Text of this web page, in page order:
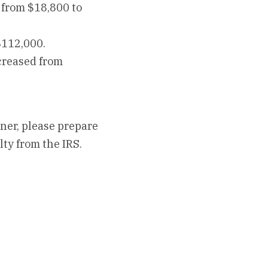
$18,800 to
from
please prepare
from the IRS.